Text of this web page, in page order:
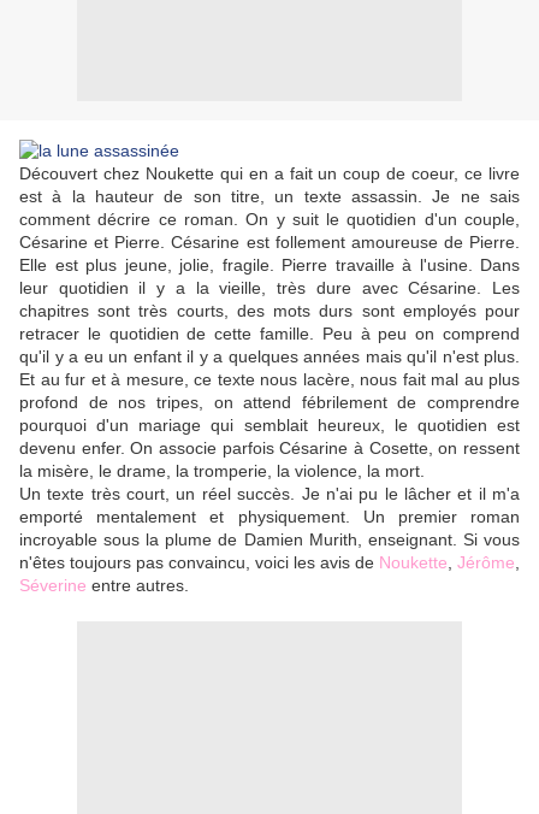
Découvert chez Noukette qui en a fait un coup de coeur, ce livre
est à la hauteur de son titre, un texte assassin. Je ne sais
comment décrire ce roman. On y suit le quotidien d'un couple,
Césarine et Pierre. Césarine est follement amoureuse de Pierre.
Elle est plus jeune, jolie, fragile. Pierre travaille à l'usine. Dans
leur quotidien il y a la vieille, très dure avec Césarine. Les
chapitres sont très courts, des mots durs sont employés pour
retracer le quotidien de cette famille. Peu à peu on comprend
qu'il y a eu un enfant il y a quelques années mais qu'il n'est plus.
Et au fur et à mesure, ce texte nous lacère, nous fait mal au plus
profond de nos tripes, on attend fébrilement de comprendre
pourquoi d'un mariage qui semblait heureux, le quotidien est
devenu enfer. On associe parfois Césarine à Cosette, on ressent
la misère, le drame, la tromperie, la violence, la mort.
Un texte très court, un réel succès. Je n'ai pu le lâcher et il m'a
emporté mentalement et physiquement. Un premier roman
incroyable sous la plume de Damien Murith, enseignant. Si vous
n'êtes toujours pas convaincu, voici les avis de Noukette Jérôme
Séverine entre autres.